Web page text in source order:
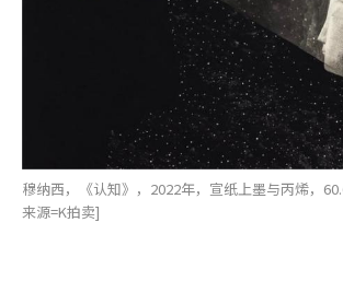
穆纳西，《认知》，2022年，宣纸上墨与丙烯，
来源=K拍卖]